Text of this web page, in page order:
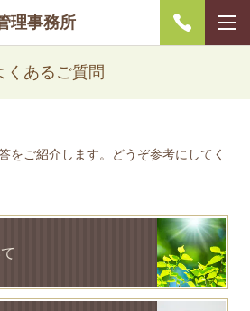
理事務所
くあるご質問
をご紹介します。どうぞ参考にしてく